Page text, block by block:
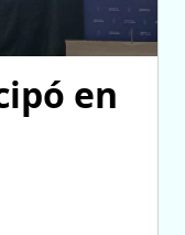
en